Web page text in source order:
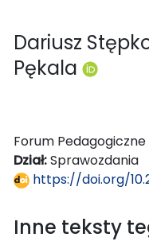
Dariusz
Pękala
Forum Pedagogiczne
Dział:Sprawozdania
https://doi.org/
Inne teksty